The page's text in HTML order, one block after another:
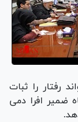
رفتار را ثبات
ضمیر افرا دمی